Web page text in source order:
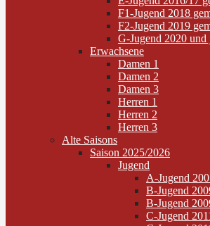
F1-Jugend 2018
F2-Jugend 2019
G-Jugend 2020 und
Erwachsene
Damen 1
Damen 2
Damen 3
Herren 1
Herren 2
Herren 3
Alte Saisons
Saison 2025/2026
Jugend
A-Jugend
B-Jugend
B-Jugend
C-Jugend